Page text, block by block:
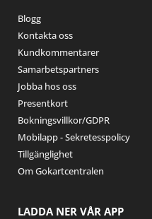
Blogg
Kontakta oss
Kundkommentarer
Samarbetspartners
Jobba hos oss
Presentkort
Bokningsvillkor/GDPR
Mobilapp - Sekretesspolicy
Tillgänglighet
Om Gokartcentralen
LADDA NER VÅR APP